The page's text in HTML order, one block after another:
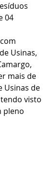
04
Usinas,
mais de
Usinas de
visto
pleno